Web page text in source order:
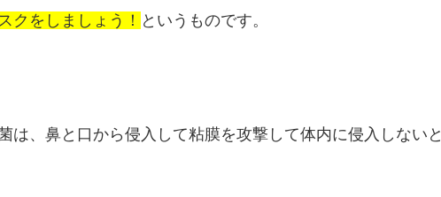
クをしましょう！ というものです。
は、鼻と口から侵入して粘膜を攻撃して体内に侵入しないと